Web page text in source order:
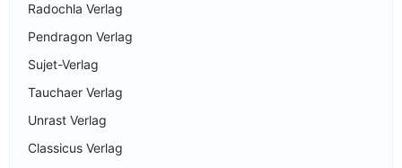
Radochla Verlag
Pendragon Verlag
Sujet-Verlag
Tauchaer Verlag
Unrast Verlag
Classicus Verlag